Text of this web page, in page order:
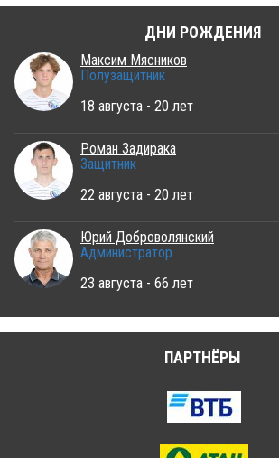
ДНИ РОЖДЕНИЯ
Максим Мясников
Полузащитник
18 августа - 20 лет
Роман Задирака
Защитник
22 августа - 20 лет
Юрий Доброволянский
Администратор
23 августа - 66 лет
ПАРТНЁРЫ